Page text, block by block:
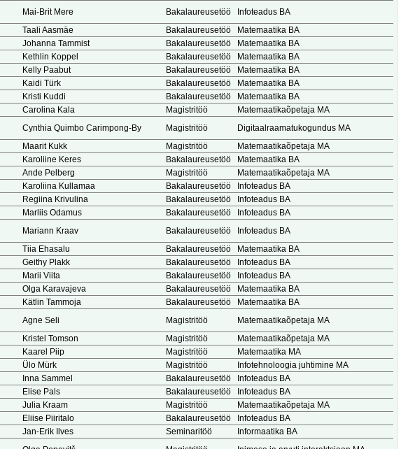
Mai-Brit Mere Bakalaureusetöö
Infoteadus BA
Taali Aasmäe Bakalaureusetöö
Matemaatika BA
Johanna Tammist Bakalaureusetöö
Matemaatika BA
Kethlin Koppel Bakalaureusetöö
Matemaatika BA
Kelly Paabut Bakalaureusetöö
Matemaatika BA
Kaidi Türk Bakalaureusetöö
Matemaatika BA
Kristi Kuddi Bakalaureusetöö
Matemaatika BA
Carolina Kala Magistritöö
Matemaatikaõpetaja MA
Cynthia Quimbo Carimpong-By Magistritöö
Digitaalraamatukogundus MA
Maarit Kukk Magistritöö
Matemaatikaõpetaja MA
Karoliine Keres Bakalaureusetöö
Matemaatika BA
Ande Pelberg Magistritöö
Matemaatikaõpetaja MA
Karoliina Kullamaa Bakalaureusetöö
Infoteadus BA
Regiina Krivulina Bakalaureusetöö
Infoteadus BA
Marliis Odamus Bakalaureusetöö
Infoteadus BA
Mariann Kraav Bakalaureusetöö
Infoteadus BA
Tiia Ehasalu Bakalaureusetöö
Matemaatika BA
Geithy Plakk Bakalaureusetöö
Infoteadus BA
Marii Viita Bakalaureusetöö
Infoteadus BA
Olga Karavajeva Bakalaureusetöö
Matemaatika BA
Kätlin Tammoja Bakalaureusetöö
Matemaatika BA
Agne Seli Magistritöö
Matemaatikaõpetaja MA
Kristel Tomson Magistritöö
Matemaatikaõpetaja MA
Kaarel Piip Magistritöö
Matemaatika MA
Ülo Mürk Magistritöö
Infotehnoloogia juhtimine MA
Inna Sammel Bakalaureusetöö
Infoteadus BA
Elise Pals Bakalaureusetöö
Infoteadus BA
Julia Kraam Magistritöö
Matemaatikaõpetaja MA
Eliise Piiritalo Bakalaureusetöö
Infoteadus BA
Jan-Erik Ilves Seminaritöö
Informaatika BA